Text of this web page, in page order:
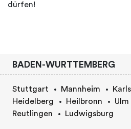
dürfen!
BADEN-WURTTEMBERG
Stuttgart Mannheim
Heidelberg
Heilbronn Ulm
Reutlingen
Ludwigsburg